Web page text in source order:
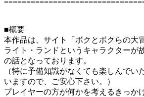
■概要
本作品は、サイト「ボクとボクらの大
ライト・ランドというキャラクターが
の話となっております。
（特に予備知識がなくても楽しんでい
いますので、ご安心下さい。）
プレイヤーの方が何かを考えるきっか